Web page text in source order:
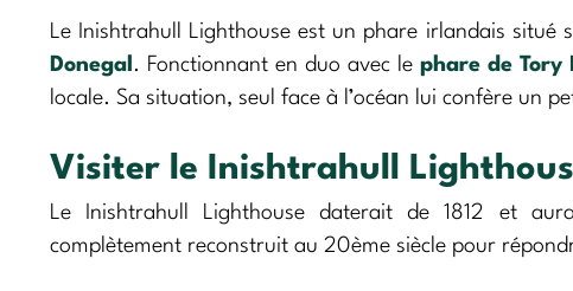
Le Inishtrahull Lighthouse est un phare irlandais situé
Donegal . Fonctionnant en duo avec lephare de Tory
locale. Sa situation, seul face à l’océan lui confère un
Visiter le Inishtrahull
Le Inishtrahull Lighthouse daterait de 1812 et
complètement reconstruit au 20ème siècle pour